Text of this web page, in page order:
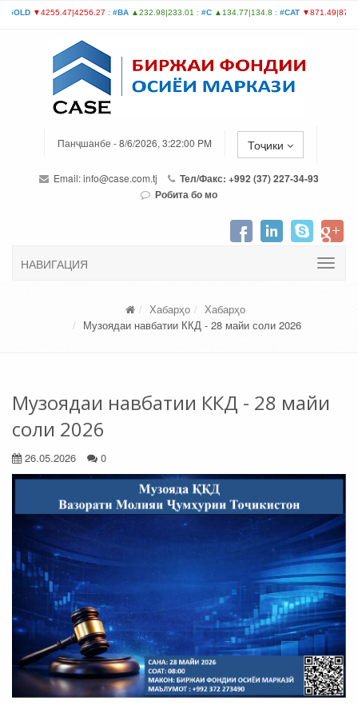
Панҷшанбе - 8/6/2026, 3:22:00 PM Тоҷики
Email:info@case.com.tj
Тел/Факс: +992 (37) 227-34-93
Робита бо мо
НАВИГАЦИЯ
Хабарҳо
Хабарҳо
Музоядаи навбатии ККД - 28 майи соли 2026
Музоядаи навбатии ККД - 28 майи
соли 2026
26.05.2026 0